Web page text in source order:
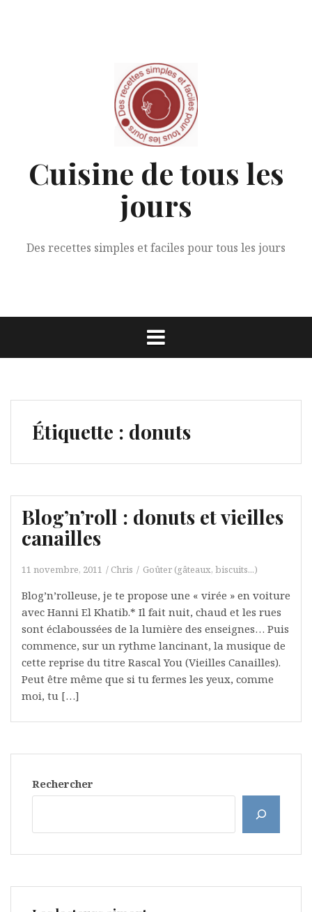
Cuisine de tous les
jours
Des recettes simples et faciles pour tous les jours
Étiquette : donuts
Blog’n’roll : donuts et vieilles
canailles
11 novembre, 2011 Chris Goûter (gâteaux, biscuits...)
Blog’n’rolleuse, je te propose une « virée » en voiture
avec Hanni El Khatib.* Il fait nuit, chaud et les rues
sont éclaboussées de la lumière des enseignes… Puis
commence, sur un rythme lancinant, la musique de
cette reprise du titre Rascal You (Vieilles Canailles).
Peut être même que si tu fermes les yeux, comme
moi, tu […]
Rechercher